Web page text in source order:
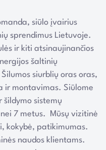
siūlo įvairius
sprendimus Lietuvoje.
ir kiti atsinaujinančios
šaltinių
siurblių oras oras,
ir montavimas. Siūlome
šildymo sistemų
7 metus. Mūsų vizitinė
kokybė, patikimumas.
naudos klientams.